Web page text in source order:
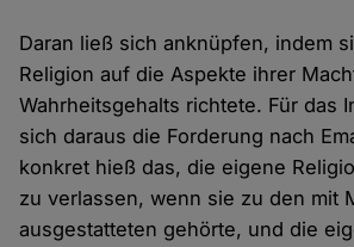
Daran ließ sich anknüpfen, indem
Religion auf die Aspekte ihrer
Wahrheitsgehalts richtete. Für das
sich daraus die Forderung nach
konkret hieß das, die eigene
zu verlassen, wenn sie zu den mit
ausgestatteten gehörte, und die